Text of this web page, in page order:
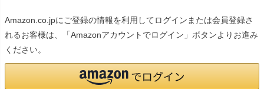
Amazon.co.jpにご登録の情報を利用してログインまたは会員登録さ
れるお客様は、「Amazonアカウントでログイン」ボタンよりお進み
ください。